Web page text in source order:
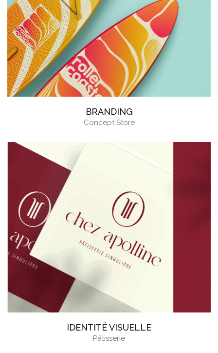
BRANDING
Concept Store
IDENTITÉ VISUELLE
Pâtisserie